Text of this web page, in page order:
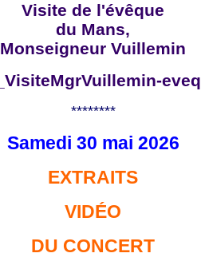
Visite de l'évêque
du Mans,
Monseigneur Vuillemin
********
Samedi 30 mai 2026
EXTRAITS
VIDÉO
DU CONCERT